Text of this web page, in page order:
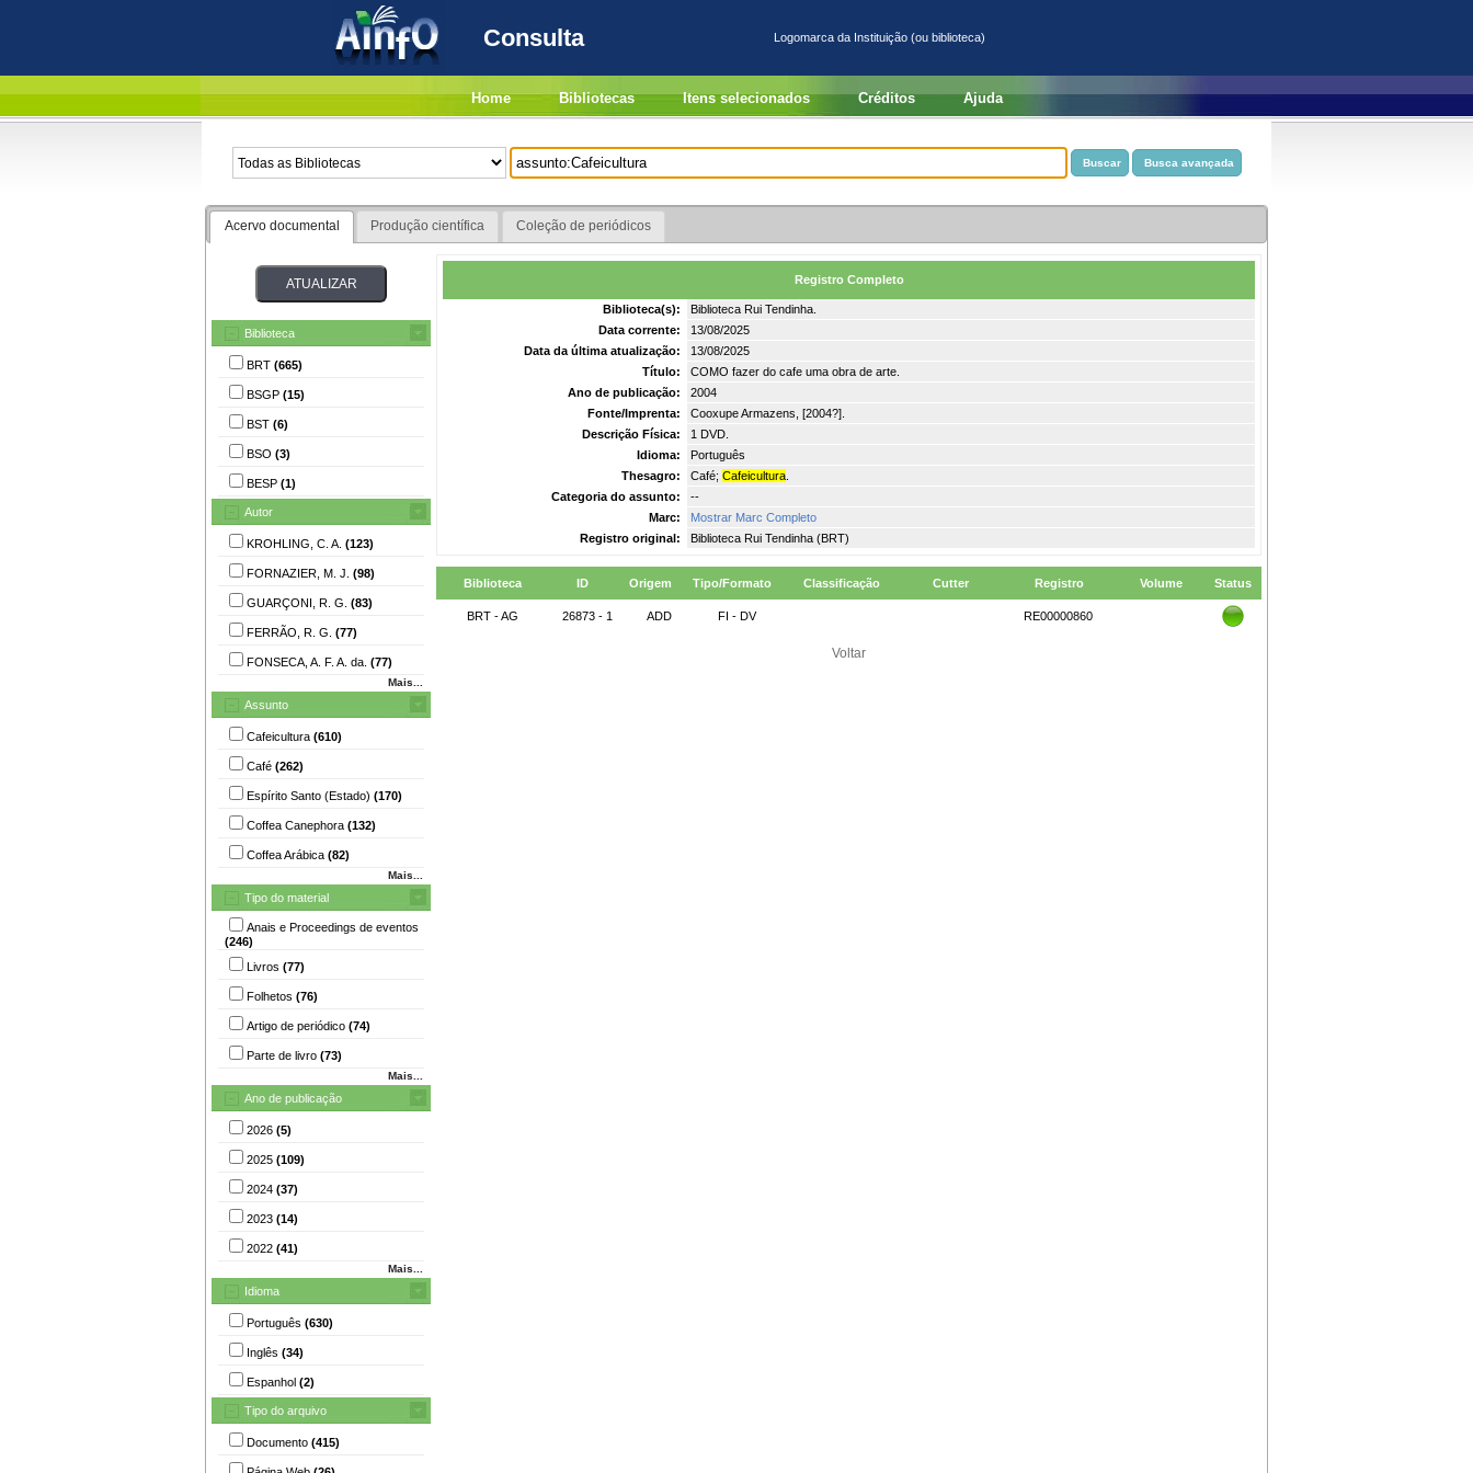
Consulta Logomarca da Instituição (ou biblioteca)
Home Bibliotecas Itens selecionados Créditos Ajuda
Acervo documental Produção científica Coleção de periódicos
Biblioteca
BRT (665)
BSGP (15)
BST (6)
BSO (3)
BESP (1)
Autor
KROHLING, C. A. (123)
FORNAZIER, M. J. (98)
GUARÇONI, R. G. (83)
FERRÃO, R. G. (77)
FONSECA, A. F. A. da. (77)
Mais...
Assunto
Cafeicultura (610)
Café (262)
Espírito Santo (Estado) (170)
Coffea Canephora (132)
Coffea Arábica (82)
Mais...
Tipo do material
Anais e Proceedings de eventos
(246)
Livros (77)
Folhetos (76)
Artigo de periódico (74)
Parte de livro (73)
Mais...
Ano de publicação
2026 (5)
2025 (109)
2024 (37)
2023 (14)
2022 (41)
Mais...
Idioma
Português (630)
Inglês (34)
Espanhol (2)
Tipo do arquivo
Documento (415)
Registro Completo
Biblioteca(s):
Biblioteca Rui Tendinha.
Data corrente:
13/08/2025
Data da última atualização:
13/08/2025
Título:
COMO fazer do cafe uma obra de arte.
Ano de publicação:
2004
Fonte/Imprenta:
Cooxupe Armazens, [2004?].
Descrição Física:
1 DVD.
Idioma:
Português
Thesagro:
Café; Cafeicultura
Categoria do assunto:
--
Marc:
Mostrar Marc Completo
Registro original:
Biblioteca Rui Tendinha (BRT)
Biblioteca ID Origem Tipo/Formato Classificação Cutter Registro Volume Status
BRT - AG 26873 - 1 ADD FI - DV RE00000860
Voltar